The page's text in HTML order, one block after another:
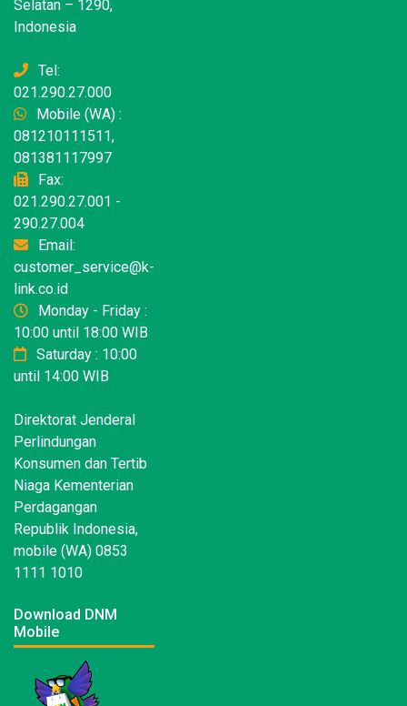
Selatan – 1290,
Indonesia
Tel:
021.290.27.000
Mobile (WA) :
081210111511,
081381117997
Fax:
021.290.27.001 -
290.27.004
Email:
customer_service@k-
link.co.id
Monday - Friday :
10:00 until 18:00 WIB
Saturday : 10:00
until 14:00 WIB
Direktorat Jenderal
Perlindungan
Konsumen dan Tertib
Niaga Kementerian
Perdagangan
Republik Indonesia,
mobile (WA) 0853
1111 1010
Download DNM
Mobile